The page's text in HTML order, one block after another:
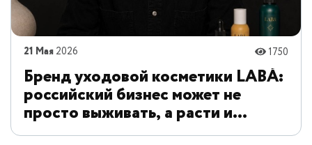
21 Мая 2026 1750
Бренд уходовой косметики LABÁ:
российский бизнес может не
просто выживать, а расти и
создавать качественные продукты